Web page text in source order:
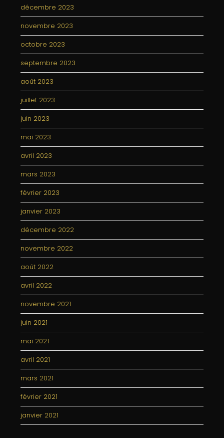
décembre 2023
novembre 2023
octobre 2023
septembre 2023
août 2023
juillet 2023
juin 2023
mai 2023
avril 2023
mars 2023
février 2023
janvier 2023
décembre 2022
novembre 2022
août 2022
avril 2022
novembre 2021
juin 2021
mai 2021
avril 2021
mars 2021
février 2021
janvier 2021